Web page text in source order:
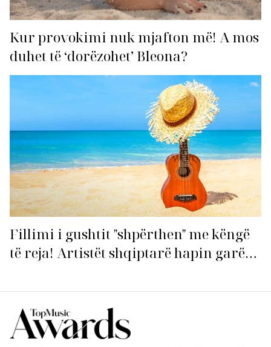
Kur provokimi nuk mjafton më! A mos
duhet të ‘dorëzohet’ Bleona?
Fillimi i gushtit "shpërthen" me këngë
të reja! Artistët shqiptarë hapin garën